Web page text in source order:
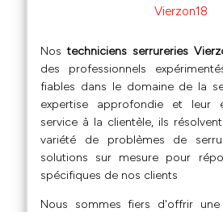
Vierzon18
Nostechniciens serrureries
des professionnels
fiables dans le domaine de la
expertise approfondie et leur
service à la clientèle, ils
variété de problèmes de
solutions sur mesure pour
spécifiques de nos clients
Nous sommes fiers d'offrir une